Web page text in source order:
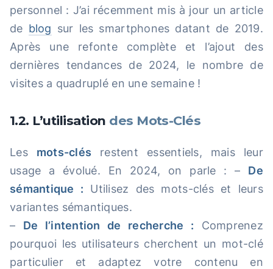
personnel : J’ai récemment mis à jour un article
de blog sur les smartphones datant de 2019.
Après une refonte complète et l’ajout des
dernières tendances de 2024, le nombre de
visites a quadruplé en une semaine !
1.2. L’utilisation des Mots-Clés
Les mots-clés restent essentiels, mais leur
usage a évolué. En 2024, on parle : – De
sémantique : Utilisez des mots-clés et leurs
variantes sémantiques.
– De l’intention de recherche : Comprenez
pourquoi les utilisateurs cherchent un mot-clé
particulier et adaptez votre contenu en